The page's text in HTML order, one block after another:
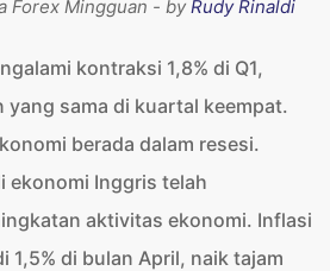
Forex Mingguan - byRudy Rinaldi
kontraksi 1,8% di Q1,
yang sama di kuartal keempat.
berada dalam resesi.
ekonomi Inggris telah
aktivitas ekonomi. Inflasi
1,5% di bulan April, naik tajam